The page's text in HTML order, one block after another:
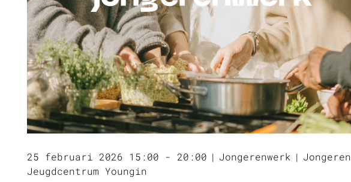
25 februari 2026 15:00 - 20:00 Jongerenwerk Jongeren
Jeugdcentrum Youngin